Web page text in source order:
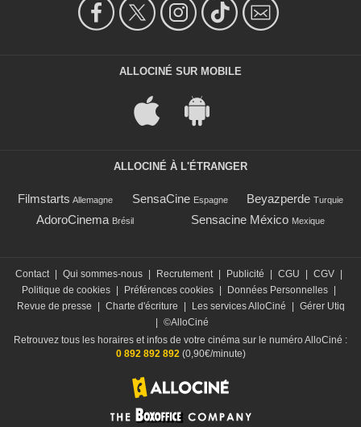
ALLOCINÉ SUR MOBILE
ALLOCINÉ À L'ÉTRANGER
Filmstarts Allemagne SensaCine Espagne Beyazperde Turquie
AdoroCinema Brésil Sensacine México Mexique
Contact Qui sommes-nous Recrutement Publicité CGU CGV
Politique de cookies
Préférences cookies Données Personnelles
Revue de presse
Charte d'écriture Les services AlloCiné
Gérer Utiq
©AlloCiné
Retrouvez tous les horaires et infos de votre cinéma sur le numéro AlloCiné :
0 892 892 892(0,90€/minute)